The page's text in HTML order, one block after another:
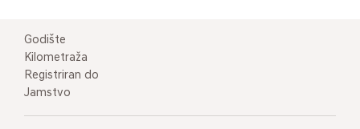
Godište
Kilometraža
Registriran do
Jamstvo